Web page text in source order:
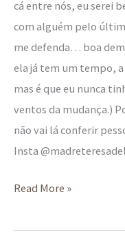
cá entre nós, eu serei
com alguém pelo
me defenda… boa
ela já tem um tempo,
mas é que eu nunca
ventos da mudança.)
não vai lá conferir
Insta
Read More »